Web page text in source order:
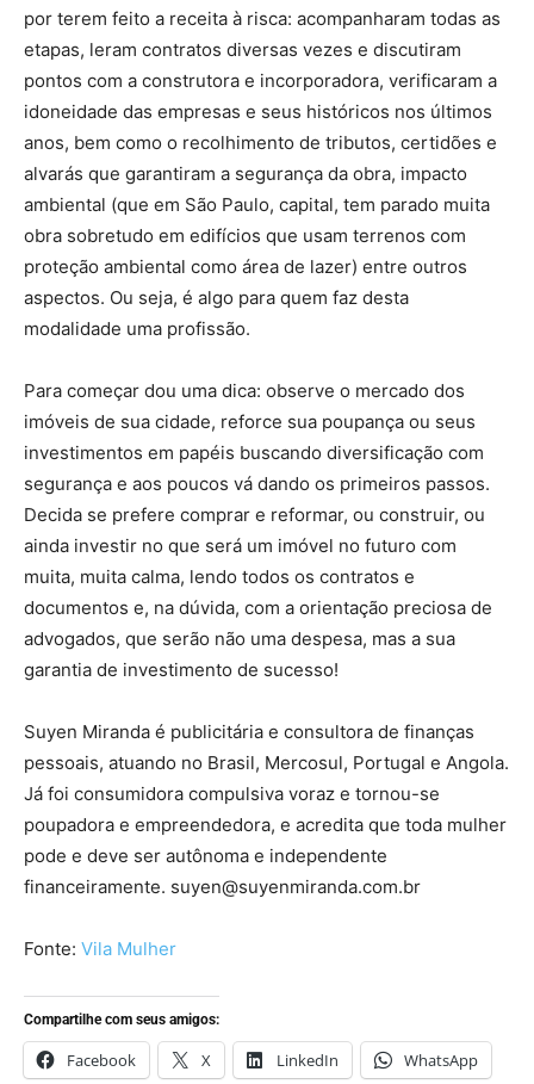
por terem feito a receita à risca: acompanharam todas as
etapas, leram contratos diversas vezes e discutiram
pontos com a construtora e incorporadora, verificaram a
idoneidade das empresas e seus históricos nos últimos
anos, bem como o recolhimento de tributos, certidões e
alvarás que garantiram a segurança da obra, impacto
ambiental (que em São Paulo, capital, tem parado muita
obra sobretudo em edifícios que usam terrenos com
proteção ambiental como área de lazer) entre outros
aspectos. Ou seja, é algo para quem faz desta
modalidade uma profissão.
Para começar dou uma dica: observe o mercado dos
imóveis de sua cidade, reforce sua poupança ou seus
investimentos em papéis buscando diversificação com
segurança e aos poucos vá dando os primeiros passos.
Decida se prefere comprar e reformar, ou construir, ou
ainda investir no que será um imóvel no futuro com
muita, muita calma, lendo todos os contratos e
documentos e, na dúvida, com a orientação preciosa de
advogados, que serão não uma despesa, mas a sua
garantia de investimento de sucesso!
Suyen Miranda é publicitária e consultora de finanças
pessoais, atuando no Brasil, Mercosul, Portugal e Angola.
Já foi consumidora compulsiva voraz e tornou-se
poupadora e empreendedora, e acredita que toda mulher
pode e deve ser autônoma e independente
financeiramente. suyen@suyenmiranda.com.br
Fonte: Vila Mulher
Compartilhe com seus amigos:
Facebook X LinkedIn WhatsApp